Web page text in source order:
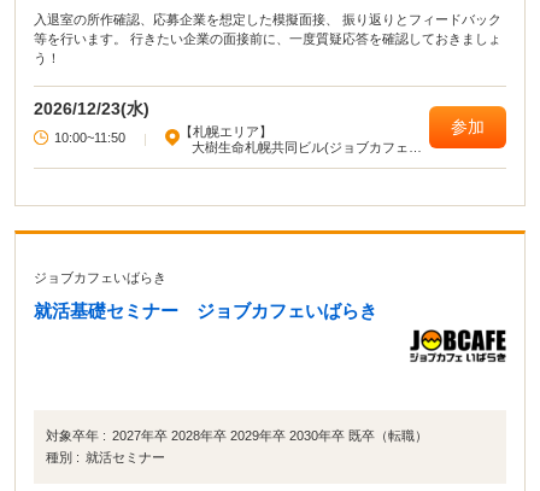
入退室の所作確認、応募企業を想定した模擬面接、 振り返りとフィードバック
等を行います。 行きたい企業の面接前に、一度質疑応答を確認しておきましょ
う！
2026/12/23(水)
10:00~11:50
【札幌エリア】
大樹生命札幌共同ビル(ジョブカフェ北
参加
ジョブカフェいばらき
就活基礎セミナー ジョブカフェいばらき
対象卒年 : 2027年卒 2028年卒 2029年卒 2030年卒 既卒（転職）
種別 : 就活セミナー